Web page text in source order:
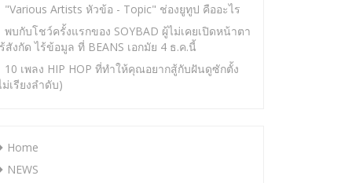
"Various Artists หัวข้อ - Topic" ช่องยูทูป คืออะไร
พบกับโชว์ครั้งแรกของ SOYBAD ผู้ไม่เคยเปิดหน้าตา
สังกัด ไร้ข้อมูล ที่ BEANS เอกมัย 4 ธ.ค.นี้
10 เพลง HIP HOP ที่ทำให้คุณอยากสู้กับฝันดูซักตั้ง
ม่เรียงลำดับ)
Home
NEWS